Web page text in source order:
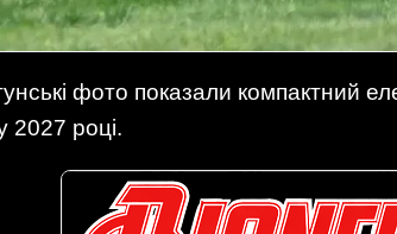
фото показали компактний
2027 році.